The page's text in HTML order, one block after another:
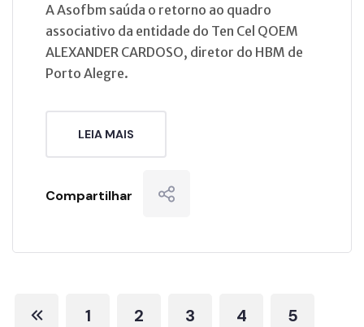
A Asofbm saúda o retorno ao quadro
associativo da entidade do Ten Cel QOEM
ALEXANDER CARDOSO, diretor do HBM de
Porto Alegre.
LEIA MAIS
Compartilhar
1 2 3 4 5